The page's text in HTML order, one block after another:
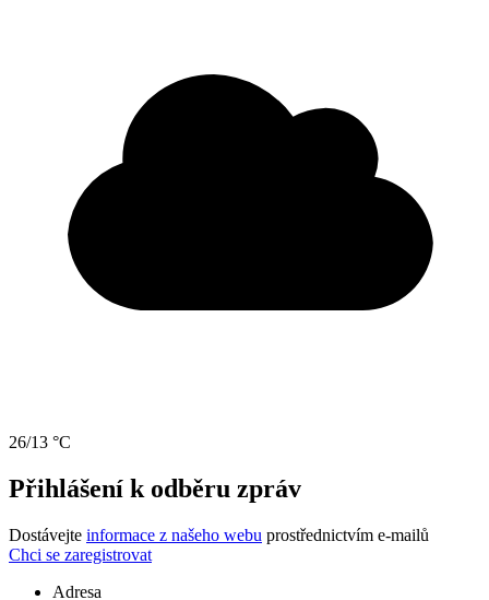
26/13 °C
Přihlášení k odběru zpráv
Dostávejte informace z našeho webu prostřednictvím e-mailů
Chci se zaregistrovat
Adresa